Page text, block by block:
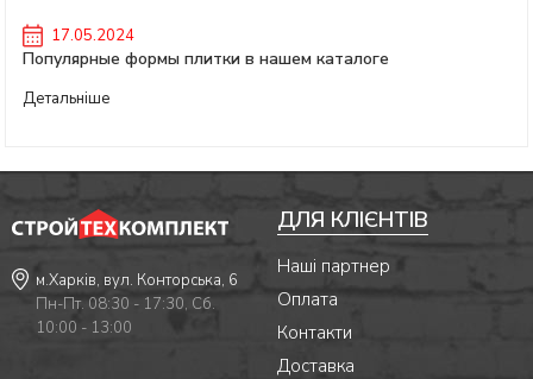
17.05.2024
Популярные формы плитки в нашем каталоге
Детальніше
м.Харків, вул. Конторська, 6
Пн-Пт. 08:30 - 17:30, Сб.
10:00 - 13:00
ДЛЯ КЛІЄНТІВ
Наші партнер
Оплата
Контакти
Доставка